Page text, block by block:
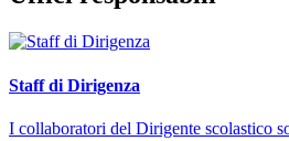
Staff di Dirigenza
I collaboratori del Dirigente scolastico